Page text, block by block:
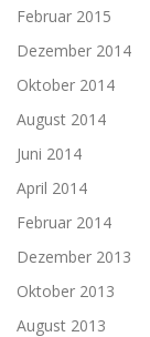
Februar 2015
Dezember 2014
Oktober 2014
August 2014
Juni 2014
April 2014
Februar 2014
Dezember 2013
Oktober 2013
August 2013